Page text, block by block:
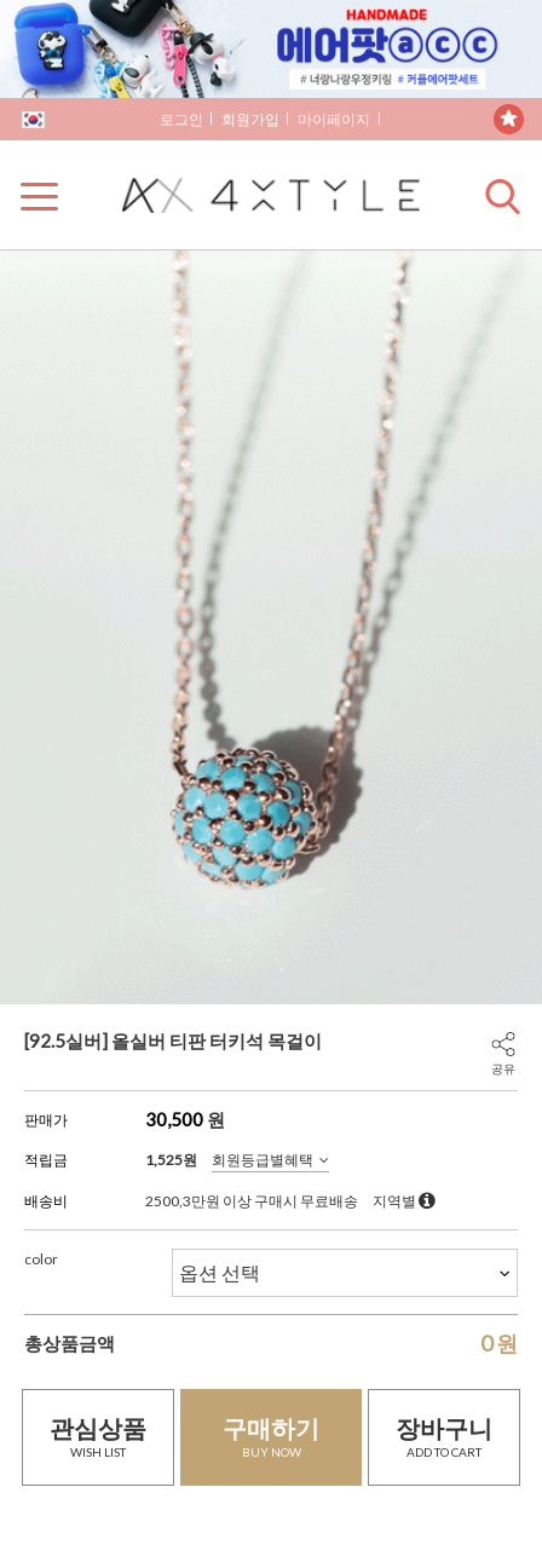
로그인 회원가입 마이페이지
[92.5실버] 올실버 티판 터키석 목걸이
공유
판매가 30,500 원
적립금 1,525원 회원등급별혜택
배송비 2500,3만원 이상 구매시 무료배송 지역별
color
총상품금액 0원
관심상품
WISH LIST
구매하기
BUY NOW
장바구니
ADD TO CART